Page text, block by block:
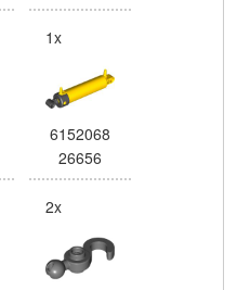
1x
6152068
26656
2x